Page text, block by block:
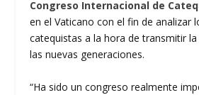
Congreso Internacional de
en el Vaticano con el fin de analizar
catequistas a la hora de transmitir
las nuevas generaciones.
“Ha sido un congreso realmente